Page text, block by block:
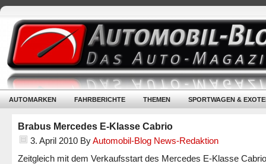
AUTOMARKEN FAHRBERICHTE THEMEN SPORTWAGEN &
Brabus Mercedes E-Klasse Cabrio
3. April 2010 ByAutomobil-Blog News-Redaktion
Zeitgleich mit dem Verkaufsstart des Mercedes E-Klasse